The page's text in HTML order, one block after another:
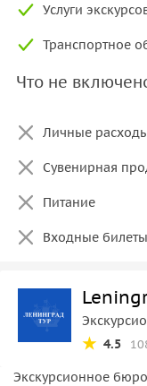
Услуги
Транспортное
Что не
Личные
Сувенирная
Питание
Входные
4.5
Экскурсионное